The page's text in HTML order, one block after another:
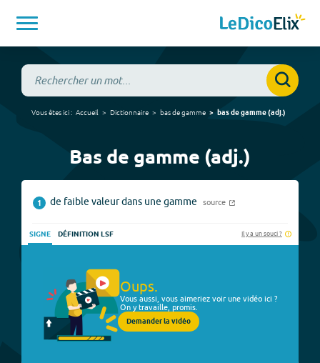
Vous êtes ici : Accueil Dictionnaire bas de gamme bas de gamme(adj.)
Bas de gamme (adj.)
1 de faible valeur dans une gamme source
SIGNE DÉFINITION LSF Il y a un souci ?
Oups.
Vous aussi, vous aimeriez voir une vidéo ici ?
On y travaille, promis.
Demander la vidéo